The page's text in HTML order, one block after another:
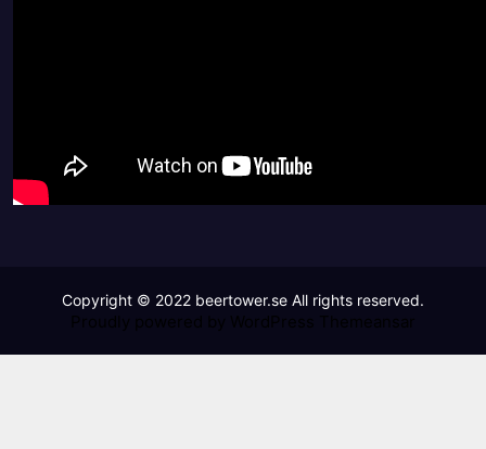
Proudly powered by WordPress Themeansar